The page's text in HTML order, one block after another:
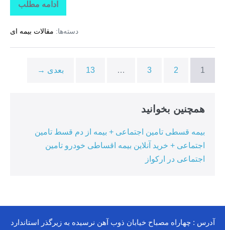
ادامه مطلب
تاراز
بیمه
بیمه
درمان
بیمه
دسته‌ها: مقالات بیمه ای
1
2
3
…
13 بعدی →
همچنین بخوانید
بیمه قسطی تامین اجتماعی + بیمه از دم قسط تامین
اجتماعی + خرید آنلاین بیمه اقساطی خودرو تامین
اجتماعی در ارکواز
آدرس : چهاراه مصباح خیابان ذوب آهن نرسیده به زیرگذر استاندارد